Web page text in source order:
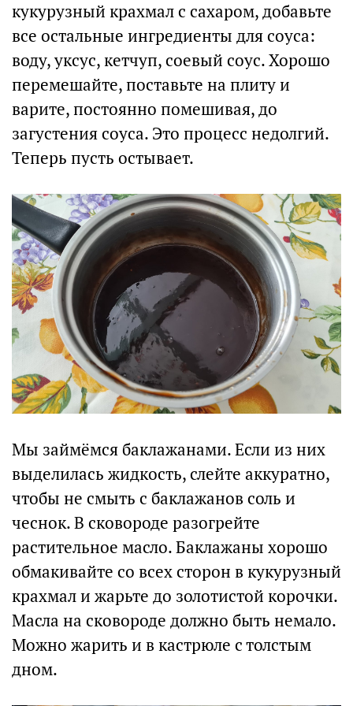
кукурузный крахмал с сахаром, добавьте
все остальные ингредиенты для соуса:
воду, уксус, кетчуп, соевый соус. Хорошо
перемешайте, поставьте на плиту и
варите, постоянно помешивая, до
загустения соуса. Это процесс недолгий.
Теперь пусть остывает.
Мы займёмся баклажанами. Если из них
выделилась жидкость, слейте аккуратно,
чтобы не смыть с баклажанов соль и
чеснок. В сковороде разогрейте
растительное масло. Баклажаны хорошо
обмакивайте со всех сторон в кукурузный
крахмал и жарьте до золотистой корочки.
Масла на сковороде должно быть немало.
Можно жарить и в кастрюле с толстым
дном.